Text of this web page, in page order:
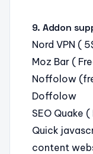
9. Addon
Nord VPN (
Moz Bar (
Noffolow
Doffolow
SEO Quake
Quick
content